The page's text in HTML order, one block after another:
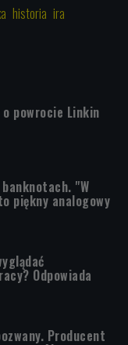
historia ira
powrocie Linkin
"W
piękny analogowy
Odpowiada
Producent